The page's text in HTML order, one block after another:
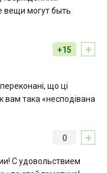
могут быть
+
+15
що ці
вам така «несподівана
+
0
С удовольствием